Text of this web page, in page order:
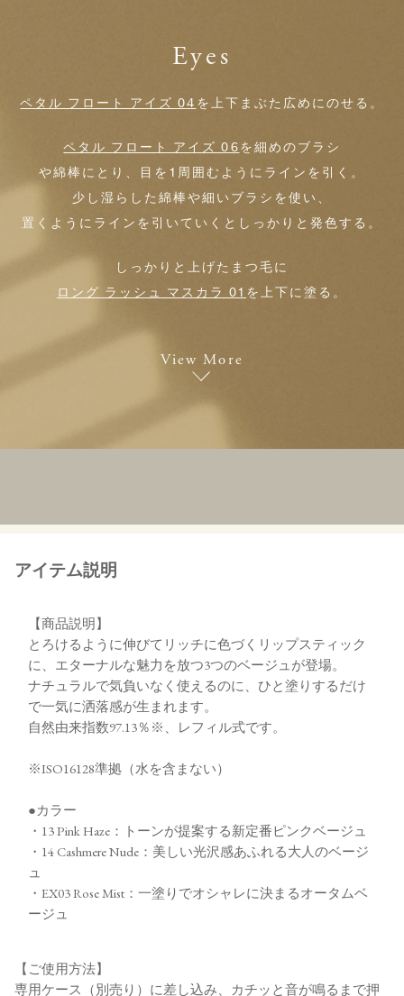
Eyes
ペタル フロート アイズ 04 を上下まぶた広めにのせる。
ペタル フロート アイズ 06を細めのブラシ
や綿棒にとり、目を1周囲むようにラインを引く。
少し湿らした綿棒や細いブラシを使い、
置くようにラインを引いていくとしっかりと発色する。
しっかりと上げたまつ毛に
ロング ラッシュ マスカラ 01 を上下に塗る。
View More
アイテム説明
【商品説明】
とろけるように伸びてリッチに色づくリップスティック
に、エターナルな魅力を放つ3つのベージュが登場。
ナチュラルで気負いなく使えるのに、ひと塗りするだけ
で一気に洒落感が生まれます。
自然由来指数97.13％※、レフィル式です。
※ISO16128準拠（水を含まない）
●カラー
・13 Pink Haze：トーンが提案する新定番ピンクベージュ
・14 Cashmere Nude：美しい光沢感あふれる大人のベージ
ュ
・EX03 Rose Mist：一塗りでオシャレに決まるオータムベ
ージュ
【ご使用方法】
専用ケース（別売り）に差し込み、カチッと音が鳴るまで押